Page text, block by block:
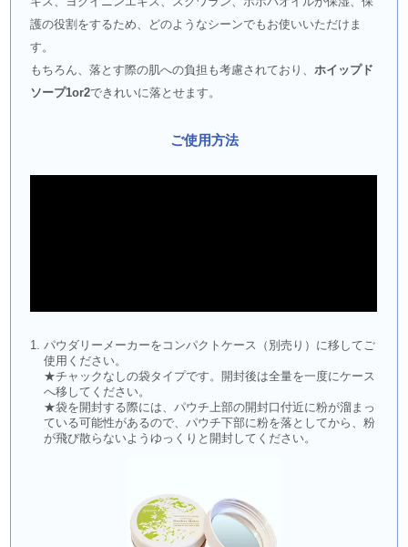
護の役割をするため、どのようなシーンでもお使いいただけま
す。
もちろん、落とす際の肌への負担も考慮されており、ホイップド
ソープ1or2できれいに落とせます。
ご使用方法
パウダリーメーカーをコンパクトケース（別売り）に移してご
使用ください。
★チャックなしの袋タイプです。開封後は全量を一度にケース
へ移してください。
★袋を開封する際には、パウチ上部の開封口付近に粉が溜まっ
ている可能性があるので、パウチ下部に粉を落としてから、粉
が飛び散らないようゆっくりと開封してください。